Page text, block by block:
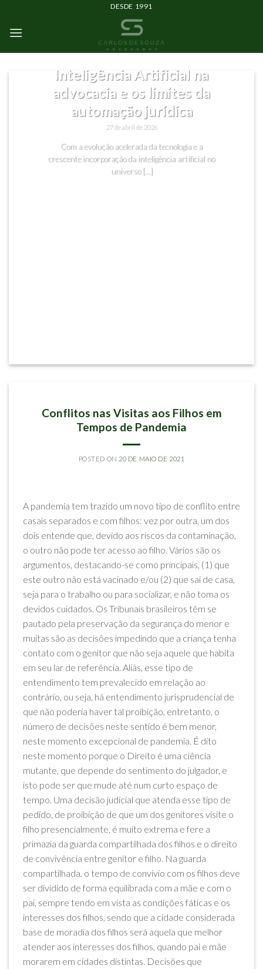
DESDE 1991
Inteligência Artificial na
advocacia e os limites da
automação jurídica
27 de abril de 2026
Com a evolução acelerada da tecnologia e a
crescente incorporação da inteligência artificial no
universo [...]
Conflitos nas Visitas aos Filhos em
Tempos de Pandemia
POSTED ON 20 DE MAIO DE 2021
A pandemia tem trazido um novo tipo de conflito entre
casais separados e com filhos: vez por outra, um dos
dois entende que, devido aos riscos da contaminação,
o outro não pode ter acesso ao filho. Vários são os
argumentos, destacando-se como principais, (1) que
este outro não está vacinado e/ou (2) que sai de casa,
seja para o trabalho ou para socializar, e não toma os
devidos cuidados. Os Tribunais brasileiros têm se
pautado pela preservação da segurança do menor e
muitas são as decisões impedindo que a criança tenha
contato com o genitor que não seja aquele que habita
em seu lar de referência. Aliás, esse tipo de
entendimento tem prevalecido em relação ao
contrário, ou seja, há entendimento jurisprudencial de
que não poderia haver tal proibição, entretanto, o
número de decisões neste sentido é bem menor,
neste momento excepcional de pandemia. É dito
neste momento porque o Direito é uma ciência
mutante, que depende do sentimento do julgador, e
isto pode ser que mude até num curto espaço de
tempo. Uma decisão judicial que atenda esse tipo de
pedido, de proibição de que um dos genitores visite o
filho presencialmente, é muito extrema e fere a
primazia da guarda compartilhada dos filhos e o direito
de convivência entre genitor e filho. Na guarda
compartilhada, o tempo de convívio com os filhos deve
ser dividido de forma equilibrada com a mãe e com o
pai, sempre tendo em vista as condições fáticas e os
interesses dos filhos, sendo que a cidade considerada
base de moradia dos filhos será aquela que melhor
atender aos interesses dos filhos, quando pai e mãe
morarem em cidades distintas. Decisões que